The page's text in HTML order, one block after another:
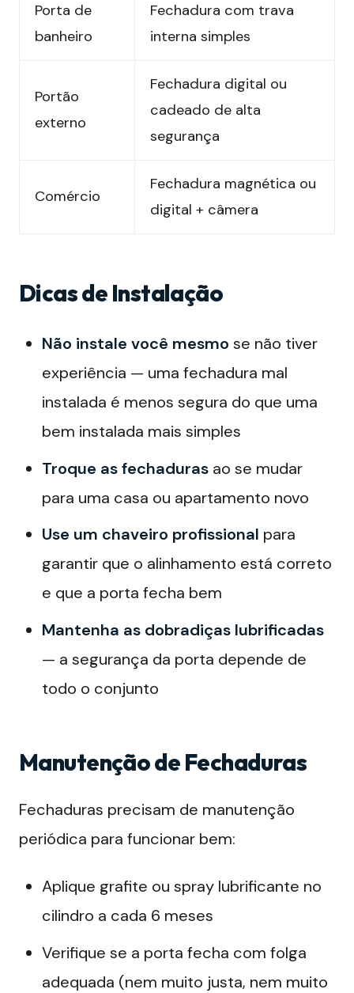
Porta de
banheiro
Fechadura com trava
interna simples
Portão
externo
Fechadura digital ou
cadeado de alta
segurança
Comércio
Fechadura magnética ou
digital + câmera
Dicas de Instalação
Não instale você mesmo se não tiver
experiência — uma fechadura mal
instalada é menos segura do que uma
bem instalada mais simples
Troque as fechadurasao se mudar
para uma casa ou apartamento novo
Use um chaveiro profissional para
garantir que o alinhamento está correto
e que a porta fecha bem
Mantenha as dobradiças lubrificadas
— a segurança da porta depende de
todo o conjunto
Manutenção de Fechaduras
Fechaduras precisam de manutenção
periódica para funcionar bem:
Aplique grafite ou spray lubrificante no
cilindro a cada 6 meses
Verifique se a porta fecha com folga
adequada (nem muito justa, nem muito